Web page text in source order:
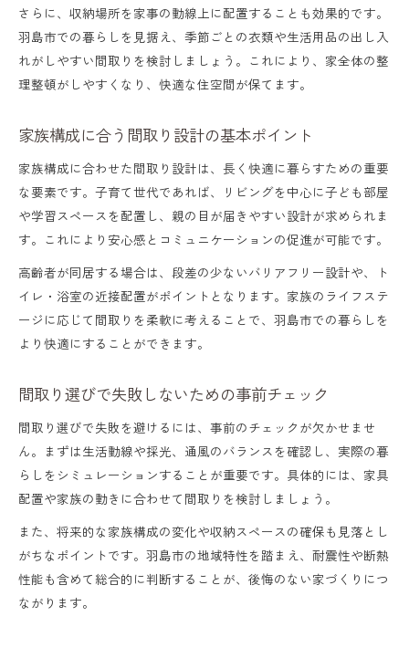
羽島市の気候を活かす間取り設計の工夫点
風通しや採光に優れた間取りの選び方
省エネを意識した間取りで快適さを実現
断熱性が良い間取り設計のポイントを解説
地域特性に合う間取りで健康的な住まいづ
くり
間取り次第で変わる家づくり成功の秘訣
間取りが家づくりの満足度を左右する理由
失敗しない家づくりは間取り設計から始め
よう
間取り設計で後悔しないための優先順位と
家族の希望を叶える間取りのポイントまと
め
理想の家づくりを実現する間取り選びのコ
ツ
さらに、収納場所を家事の動線上に配置することも効果的です。
羽島市での暮らしを見据え、季節ごとの衣類や生活用品の出し入
れがしやすい間取りを検討しましょう。これにより、家全体の整
理整頓がしやすくなり、快適な住空間が保てます。
家族構成に合う間取り設計の基本ポイント
家族構成に合わせた間取り設計は、長く快適に暮らすための重要
な要素です。子育て世代であれば、リビングを中心に子ども部屋
や学習スペースを配置し、親の目が届きやすい設計が求められま
す。これにより安心感とコミュニケーションの促進が可能です。
高齢者が同居する場合は、段差の少ないバリアフリー設計や、ト
イレ・浴室の近接配置がポイントとなります。家族のライフステ
ージに応じて間取りを柔軟に考えることで、羽島市での暮らしを
より快適にすることができます。
間取り選びで失敗しないための事前チェック
間取り選びで失敗を避けるには、事前のチェックが欠かせませ
ん。まずは生活動線や採光、通風のバランスを確認し、実際の暮
らしをシミュレーションすることが重要です。具体的には、家具
配置や家族の動きに合わせて間取りを検討しましょう。
また、将来的な家族構成の変化や収納スペースの確保も見落とし
がちなポイントです。羽島市の地域特性を踏まえ、耐震性や断熱
性能も含めて総合的に判断することが、後悔のない家づくりにつ
ながります。